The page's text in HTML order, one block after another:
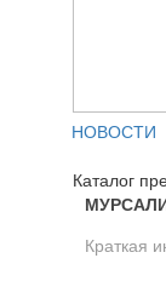
НОВОСТИ
Каталог
Краткая